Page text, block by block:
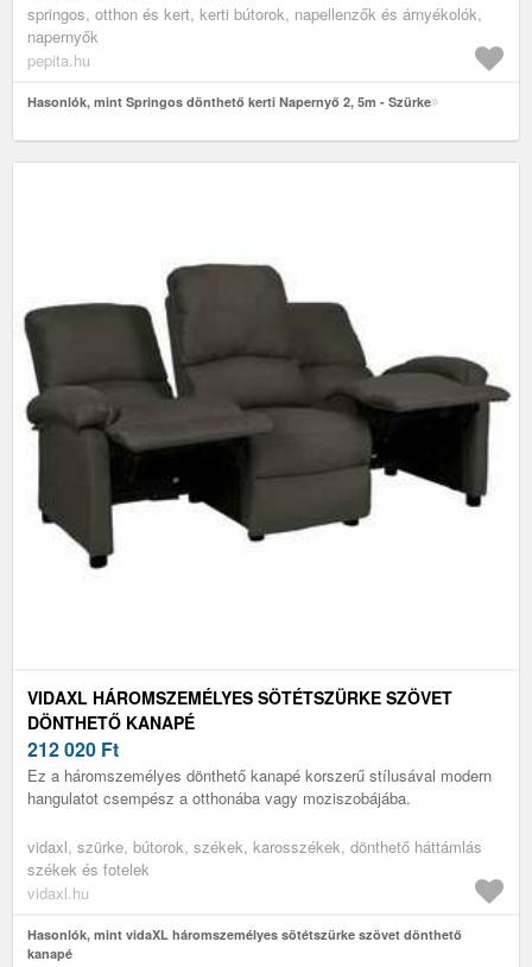
springos, otthon és kert, kerti bútorok, napellenzők és árnyékolók,
napernyők
pepita.hu
Hasonlók, mint Springos dönthető kerti Napernyő 2, 5m - Szürke
VIDAXL HÁROMSZEMÉLYES SÖTÉTSZÜRKE SZÖVET
DÖNTHETŐ KANAPÉ
212 020 Ft
Ez a háromszemélyes dönthető kanapé korszerű stílusával modern
hangulatot csempész a otthonába vagy moziszobájába.
vidaxl, szürke, bútorok, székek, karosszékek, dönthető háttámlás
székek és fotelek
vidaxl.hu
Hasonlók, mint vidaXL háromszemélyes sötétszürke szövet dönthető
kanapé